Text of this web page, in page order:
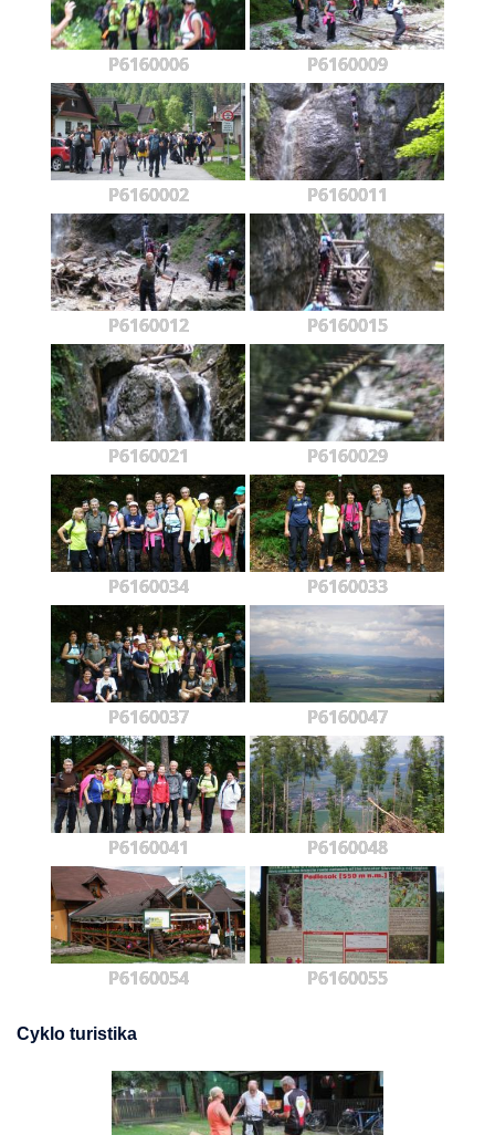
P6160006 P6160009
P6160002 P6160011
P6160012 P6160015
P6160021 P6160029
P6160034 P6160033
P6160037 P6160047
P6160041 P6160048
P6160054 P6160055
Cyklo turistika